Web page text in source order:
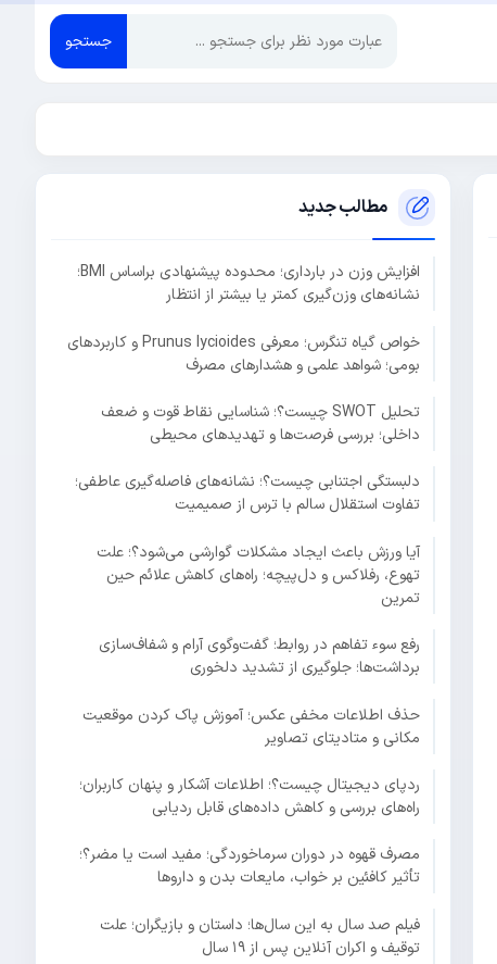
جستجو
مطالب جدید
افزایش وزن در بارداری؛ محدوده پیشنهادی براساس BMI؛
نشانه‌های وزن‌گیری کمتر یا بیشتر از انتظار
خواص گیاه تنگرس؛ معرفی Prunus lycioides و کاربردهای
بومی؛ شواهد علمی و هشدارهای مصرف
تحلیل SWOT چیست؟؛ شناسایی نقاط قوت و ضعف
داخلی؛ بررسی فرصت‌ها و تهدیدهای محیطی
دلبستگی اجتنابی چیست؟؛ نشانه‌های فاصله‌گیری عاطفی؛
تفاوت استقلال سالم با ترس از صمیمیت
آیا ورزش باعث ایجاد مشکلات گوارشی می‌شود؟؛ علت
تهوع، رفلاکس و دل‌پیچه؛ راه‌های کاهش علائم حین
تمرین
رفع سوء تفاهم در روابط؛ گفت‌وگوی آرام و شفاف‌سازی
برداشت‌ها؛ جلوگیری از تشدید دلخوری
حذف اطلاعات مخفی عکس؛ آموزش پاک کردن موقعیت
مکانی و متادیتای تصاویر
ردپای دیجیتال چیست؟؛ اطلاعات آشکار و پنهان کاربران؛
راه‌های بررسی و کاهش داده‌های قابل ردیابی
مصرف قهوه در دوران سرماخوردگی؛ مفید است یا مضر؟؛
تأثیر کافئین بر خواب، مایعات بدن و داروها
فیلم صد سال به این سال‌ها؛ داستان و بازیگران؛ علت
توقیف و اکران آنلاین پس از ۱۹ سال